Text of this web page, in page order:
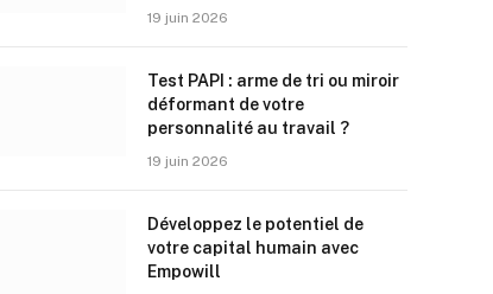
19 juin 2026
Test PAPI : arme de tri ou miroir
déformant de votre
personnalité au travail ?
19 juin 2026
Développez le potentiel de
votre capital humain avec
Empowill